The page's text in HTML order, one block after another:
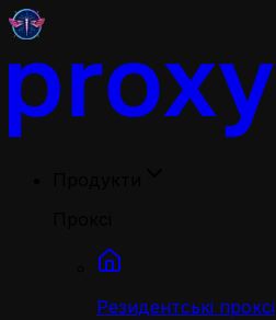
Резидентські проксі